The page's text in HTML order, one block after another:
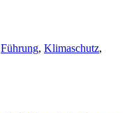
Führung, Klimaschutz,